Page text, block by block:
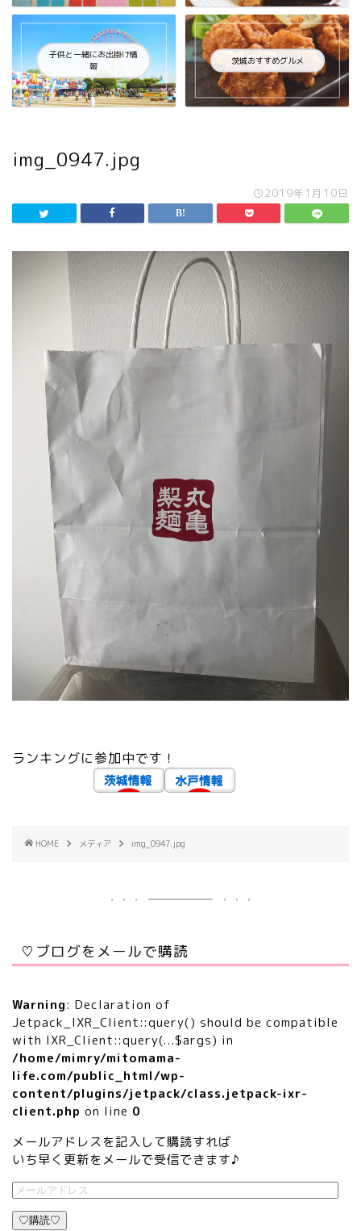
子供と一緒にお出掛け情
報
茨城おすすめグルメ
img_0947.jpg
2019年1月10日
ランキングに参加中です！
HOME メディア img_0947.jpg
♡ブログをメールで購読
Warning: Declaration of
Jetpack_IXR_Client::query() should be compatible
with IXR_Client::query(...$args) in
/home/mimry/mitomama-
life.com/public_html/wp-
content/plugins/jetpack/class.jetpack-ixr-
client.php on line 0
メールアドレスを記入して購読すれば
いち早く更新をメールで受信できます♪
♡購読♡